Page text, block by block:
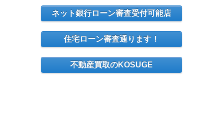
ネット銀行ローン審査受付可能店
住宅ローン審査通ります！
不動産買取のKOSUGE